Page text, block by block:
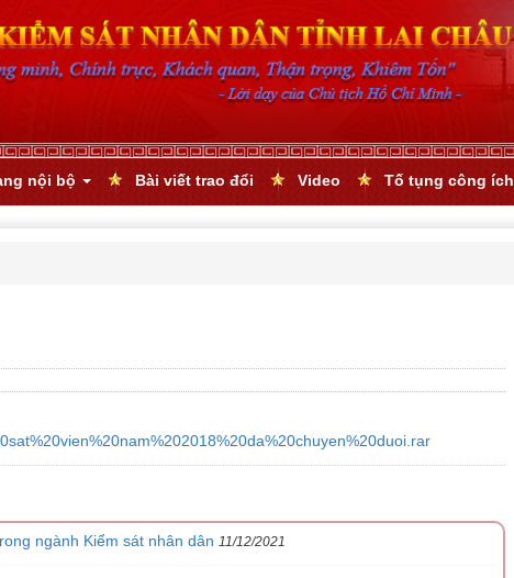
nội bộ Bài viết trao đổi Video Tố tụng công ích
ngành Kiểm sát nhân dân 11/12/2021